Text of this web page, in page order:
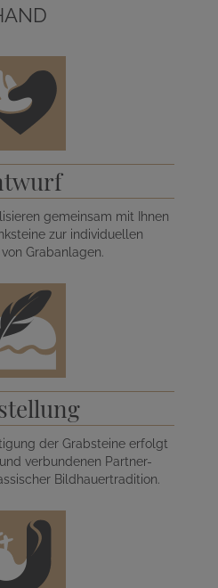
gemeinsam mit Ihnen
zur individuellen
Grabanlagen.
der Grabsteine erfolgt
verbundenen Partner-
Bildhauertradition.